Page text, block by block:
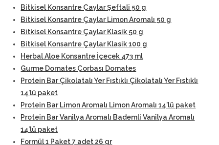
Bitkisel Konsantre Çaylar Şeftali 50 g
Bitkisel Konsantre Çaylar Limon Aromalı 50 g
Bitkisel Konsantre Çaylar Klasik 50 g
Bitkisel Konsantre Çaylar Klasik 100 g
Herbal Aloe Konsantre İçecek 473 ml
Gurme Domates Çorbası Domates
Protein Bar Çikolatalı Yer Fıstıklı Çikolatalı Yer Fıstıklı
14’lü paket
Protein Bar Limon Aromalı Limon Aromalı 14’lü paket
Protein Bar Vanilya Aromalı Bademli Vanilya Aromalı
14’lü paket
Formül 1 Paket 7 adet 26 gr